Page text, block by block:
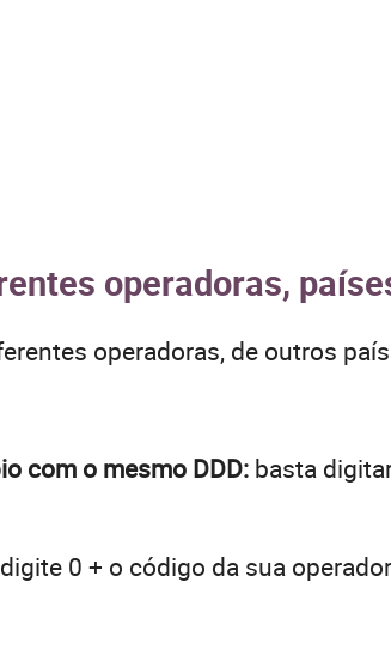
operadoras,
operadoras, de outros
com o mesmo DDD: basta
digite 0 + o código da sua